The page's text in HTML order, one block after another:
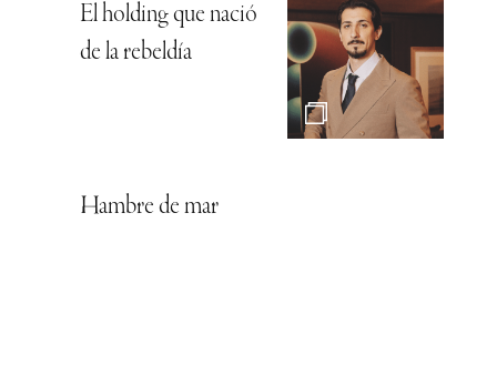
El holding que nació
de la rebeldía
Hambre de mar